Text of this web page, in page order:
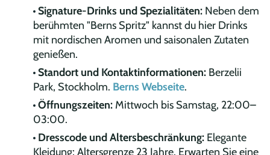
Signature-Drinks und Spezialitäten: Neben dem
berühmten "Berns Spritz" kannst du hier Drinks
mit nordischen Aromen und saisonalen Zutaten
genießen.
Standort und Kontaktinformationen: Berzelii
Park, Stockholm. Berns Webseite.
Öffnungszeiten: Mittwoch bis Samstag, 22:00–
03:00.
Dresscode und Altersbeschränkung: Elegante
Kleidung; Altersgrenze 23 Jahre. Erwarten Sie eine